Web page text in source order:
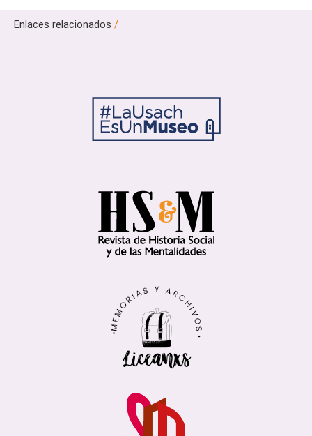
Enlaces relacionados /